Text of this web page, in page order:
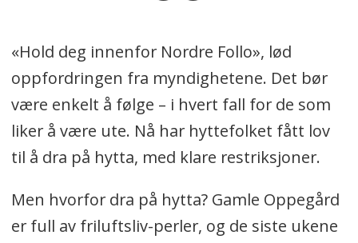
«Hold deg innenfor Nordre Follo», lød
oppfordringen fra myndighetene. Det bør
være enkelt å følge – i hvert fall for de som
liker å være ute. Nå har hyttefolket fått lov
til å dra på hytta, med klare restriksjoner.
Men hvorfor dra på hytta? Gamle Oppegård
er full av friluftsliv-perler, og de siste ukene